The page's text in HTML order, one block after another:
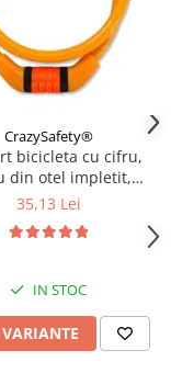
CrazySafety®
bicicleta cu cifru,
din otel impletit,
65 cm, rezistent,
35,13 Lei
IN STOC